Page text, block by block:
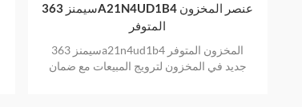
سيمنز 363A21N4UD1B4 عنصر المخزون
المتوفر
سيمنز 363a21n4ud1b4 المخزون المتوفر
جديد في المخزون لترويج المبيعات مع ضمان